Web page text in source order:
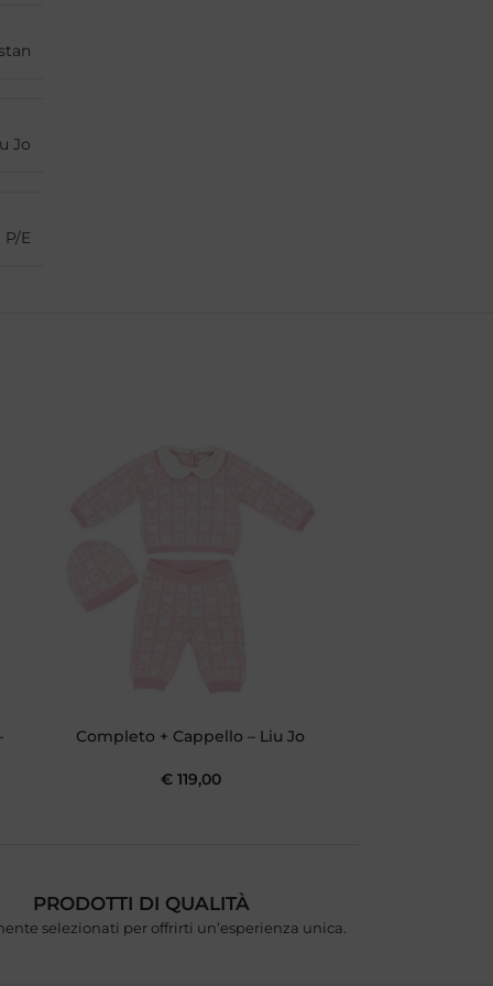
Jo
P/E
Completo + Cappello – Liu Jo
€119,00
PRODOTTI DI QUALITÀ
selezionati per offrirti un’esperienza unica.